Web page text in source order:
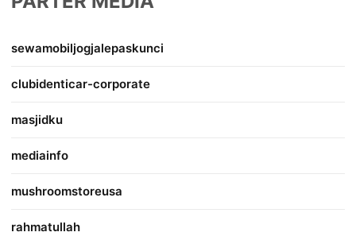
sewamobiljogjalepaskunci
clubidenticar-corporate
masjidku
mediainfo
mushroomstoreusa
rahmatullah